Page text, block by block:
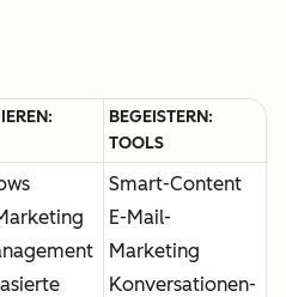
BEGEISTERN:
TOOLS
Smart-Content
E-Mail-
Marketing
Konversationen-